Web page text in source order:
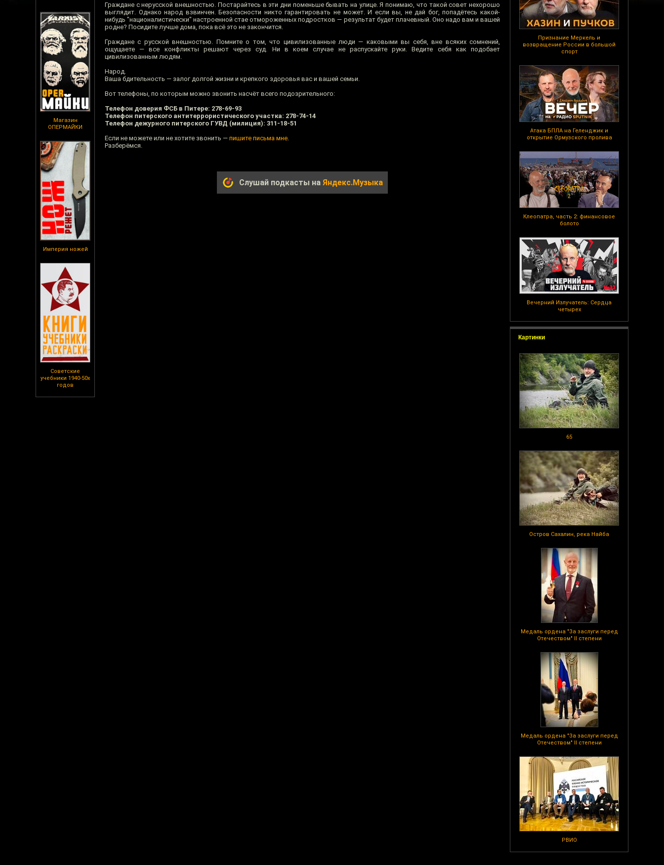
Магазин
ОПЕРМАЙКИ
Империя ножей
Советские
учебники 1940-50х
годов
Признание Меркель и
возвращение России в большой
спорт
Атака БПЛА на Геленджик и
открытие Ормузского пролива
Клеопатра, часть 2: финансовое
болото
Вечерний Излучатель: Сердца
четырех
Картинки
65
Остров Сахалин, река Найба
Медаль ордена "За заслуги перед
Отечеством" II степени
Медаль ордена "За заслуги перед
Отечеством" II степени
РВИО
Граждане с нерусской внешностью. Постарайтесь в эти дни поменьше бывать на улице. Я понимаю, что такой совет нехорошо
выглядит. Однако народ взвинчен. Безопасности никто гарантировать не может. И если вы, не дай бог, попадётесь какой-
нибудь "националистически" настроенной стае отмороженных подростков — результат будет плачевный. Оно надо вам и вашей
родне? Посидите лучше дома, пока всё это не закончится.
Граждане с русской внешностью. Помните о том, что цивилизованные люди — каковыми вы себя, вне всяких сомнений,
ощущаете — все конфликты решают через суд. Ни в коем случае не распускайте руки. Ведите себя как подобает
цивилизованным людям.
Народ.
Ваша бдительность — залог долгой жизни и крепкого здоровья вас и вашей семьи.
Вот телефоны, по которым можно звонить насчёт всего подозрительного:
Телефон доверия ФСБ в Питере: 278-69-93
Телефон питерского антитеррористического участка: 278-74-14
Телефон дежурного питерского ГУВД (милиция): 311-18-51
Если не можете или не хотите звонить — пишите письма мне.
Разберёмся.
Слушай подкасты на Яндекс.Музыка